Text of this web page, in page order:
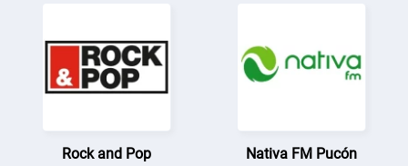
Rock and Pop Nativa FM Pucón